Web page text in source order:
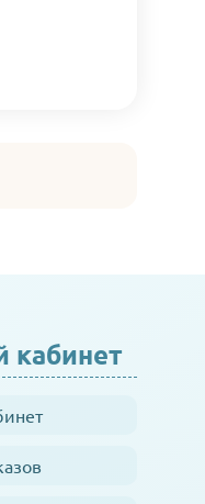
кабинет